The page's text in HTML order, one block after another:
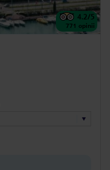
4.2/5
771 opinii